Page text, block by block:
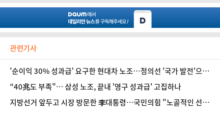
관련기사
'순이익 30% 성과급' 요구한 현대차 노조…정의선 '국가 발전'으로
답했다 [인터뷰]
"40兆도 부족"… 삼성 노조, 끝내 '영구 성과급' 고집하나
지방선거 앞두고 시장 방문한 李대통령…국민의힘 "노골적인 선거